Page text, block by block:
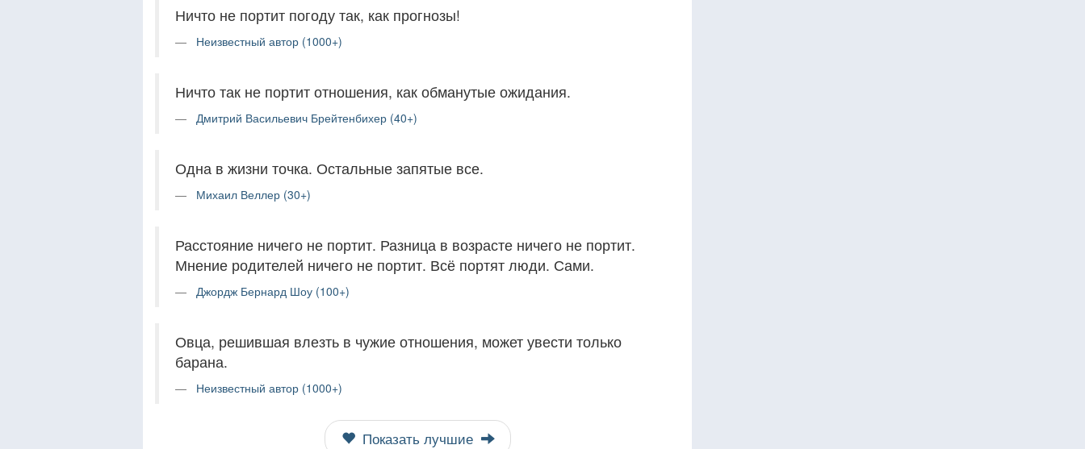
Ничто не портит погоду так, как прогнозы!
Неизвестный автор (1000+)
Ничто так не портит отношения, как обманутые ожидания.
Дмитрий Васильевич Брейтенбихер (40+)
Одна в жизни точка. Остальные запятые все.
Михаил Веллер (30+)
Расстояние ничего не портит. Разница в возрасте ничего не портит.
Мнение родителей ничего не портит. Всё портят люди. Сами.
Джордж Бернард Шоу (100+)
Овца, решившая влезть в чужие отношения, может увести только
барана.
Неизвестный автор (1000+)
Показать лучшие